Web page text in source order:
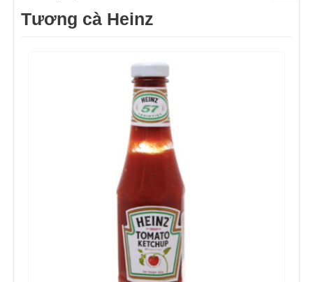
Tương cà Heinz